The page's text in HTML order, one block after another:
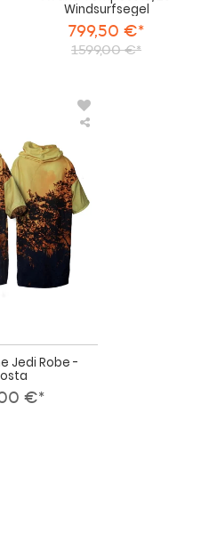
Windsurfsegel
799,50 €*
1599,00 €*
Jedi Robe -
€*